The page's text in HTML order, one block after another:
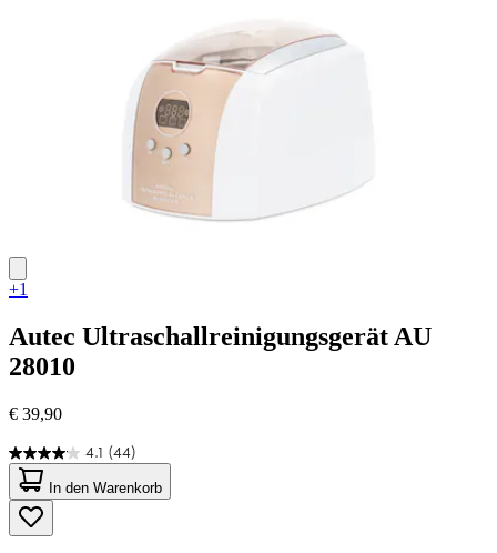
+1
Autec Ultraschallreinigungsgerät AU
28010
€ 39,90
4.1 (44)
4.1
von
5
Sternen.
44
In den Warenkorb